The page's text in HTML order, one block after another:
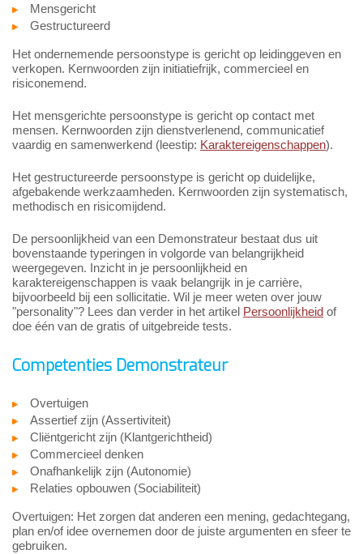
Mensgericht
Gestructureerd
Het ondernemende persoonstype is gericht op leidinggeven en
verkopen. Kernwoorden zijn initiatiefrijk, commercieel en
risiconemend.
Het mensgerichte persoonstype is gericht op contact met
mensen. Kernwoorden zijn dienstverlenend, communicatief
vaardig en samenwerkend (leestip: Karaktereigenschappen).
Het gestructureerde persoonstype is gericht op duidelijke,
afgebakende werkzaamheden. Kernwoorden zijn systematisch,
methodisch en risicomijdend.
De persoonlijkheid van een Demonstrateur bestaat dus uit
bovenstaande typeringen in volgorde van belangrijkheid
weergegeven. Inzicht in je persoonlijkheid en
karaktereigenschappen is vaak belangrijk in je carrière,
bijvoorbeeld bij een sollicitatie. Wil je meer weten over jouw
"personality"? Lees dan verder in het artikel Persoonlijkheid of
doe één van de gratis of uitgebreide tests.
Competenties Demonstrateur
Overtuigen
Assertief zijn (Assertiviteit)
Cliëntgericht zijn (Klantgerichtheid)
Commercieel denken
Onafhankelijk zijn (Autonomie)
Relaties opbouwen (Sociabiliteit)
Overtuigen: Het zorgen dat anderen een mening, gedachtegang,
plan en/of idee overnemen door de juiste argumenten en sfeer te
gebruiken.